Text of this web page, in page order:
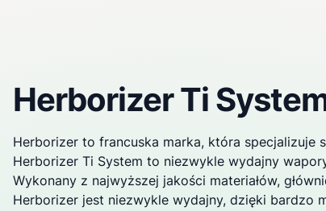
Herborizer Ti
Herborizer to francuska marka, która specjalizuje
Herborizer Ti System to niezwykle wydajny
Wykonany z najwyższej jakości materiałów,
Herborizer jest niezwykle wydajny, dzięki bardzo